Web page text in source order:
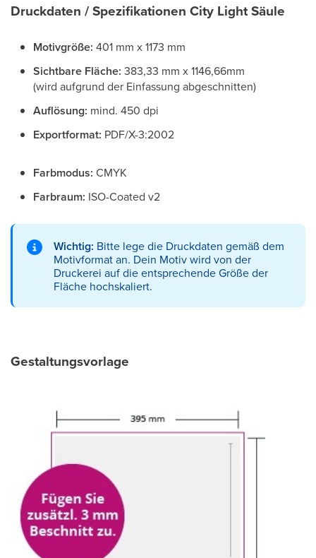
Druckdaten / Spezifikationen City Light Säule
Motivgröße: 401 mm x 1173 mm
Sichtbare Fläche: 383,33 mm x 1146,66mm
(wird aufgrund der Einfassung abgeschnitten)
Auflösung: mind. 450 dpi
Exportformat: PDF/X-3:2002
Farbmodus: CMYK
Farbraum: ISO-Coated v2
Wichtig: Bitte lege die Druckdaten gemäß dem
Motivformat an. Dein Motiv wird von der
Druckerei auf die entsprechende Größe der
Fläche hochskaliert.
Gestaltungsvorlage